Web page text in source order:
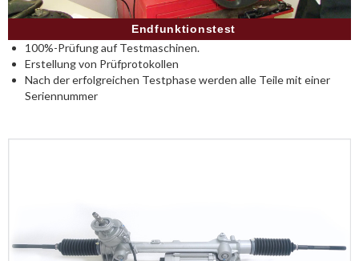
Endfunktionstest
100%-Prüfung auf Testmaschinen.
Erstellung von Prüfprotokollen
Nach der erfolgreichen Testphase werden alle Teile mit einer
Seriennummer